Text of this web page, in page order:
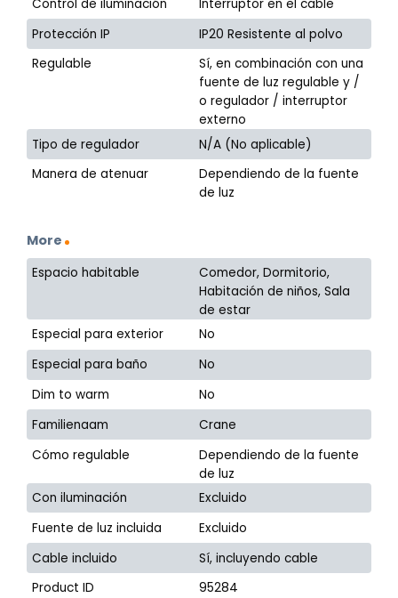
Control de iluminación
Interruptor en el cable
Protección IP
IP20 Resistente al polvo
Regulable
Sí, en combinación con una
fuente de luz regulable y /
o regulador / interruptor
externo
Tipo de regulador
N/A (No aplicable)
Manera de atenuar
Dependiendo de la fuente
de luz
More
Espacio habitable
Comedor, Dormitorio,
Habitación de niños, Sala
de estar
Especial para exterior
No
Especial para baño
No
Dim to warm
No
Familienaam
Crane
Cómo regulable
Dependiendo de la fuente
de luz
Con iluminación
Excluido
Fuente de luz incluida
Excluido
Cable incluido
Sí, incluyendo cable
Product ID
95284